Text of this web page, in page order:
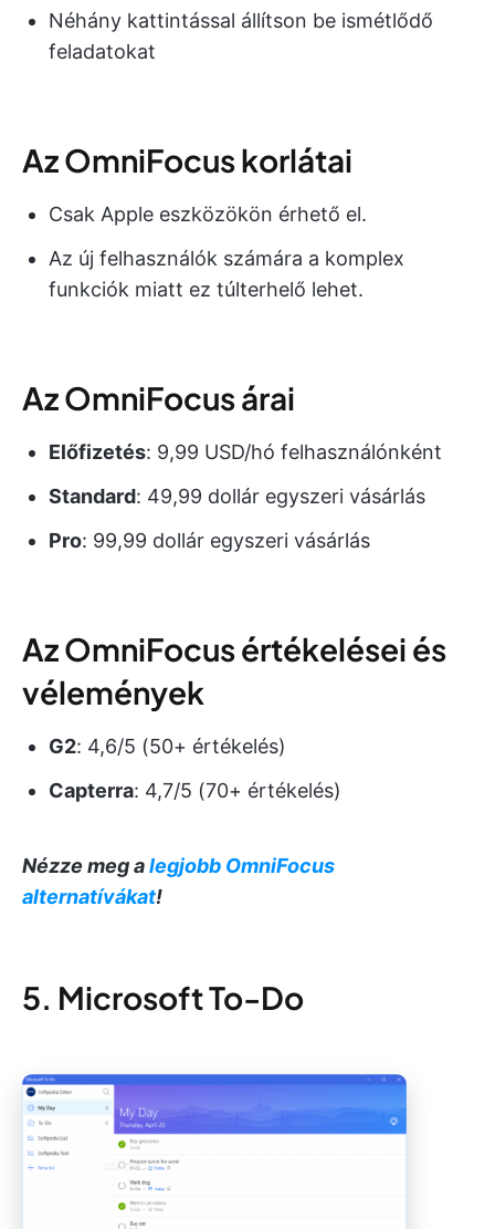
Néhány kattintással állítson be ismétlődő
feladatokat
Az OmniFocus korlátai
Csak Apple eszközökön érhető el.
Az új felhasználók számára a komplex
funkciók miatt ez túlterhelő lehet.
Az OmniFocus árai
Előfizetés: 9,99 USD/hó felhasználónként
Standard: 49,99 dollár egyszeri vásárlás
Pro: 99,99 dollár egyszeri vásárlás
Az OmniFocus értékelései és
vélemények
G2: 4,6/5 (50+ értékelés)
Capterra: 4,7/5 (70+ értékelés)
Nézze meg alegjobb OmniFocus
alternatívákat!
5. Microsoft To-Do